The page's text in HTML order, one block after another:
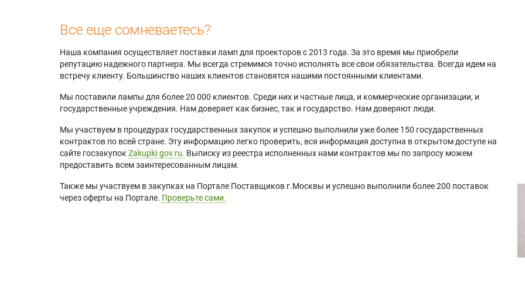
Все еще сомневаетесь?
Наша компания осуществляет поставки ламп для проекторов с 2013 года. За это время мы приобрели
репутацию надежного партнера. Мы всегда стремимся точно исполнять все свои обязательства. Всегда идем на
встречу клиенту. Большинство наших клиентов становятся нашими постоянными клиентами.
Мы поставили лампы для более 20 000 клиентов. Среди них и частные лица, и коммерческие организации, и
государственные учреждения. Нам доверяет как бизнес, так и государство. Нам доверяют люди.
Мы участвуем в процедурах государственных закупок и успешно выполнили уже более 150 государственных
контрактов по всей стране. Эту информацию легко проверить, вся информация доступна в открытом доступе на
сайте госзакупок Zakupki.gov.ru. Выписку из реестра исполненных нами контрактов мы по запросу можем
предоставить всем заинтересованным лицам.
Также мы участвуем в закупках на Портале Поставщиков г.Москвы и успешно выполнили более 200 поставок
через оферты на Портале. Проверьте сами.